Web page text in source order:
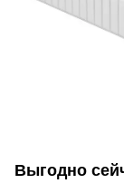
Выгодно